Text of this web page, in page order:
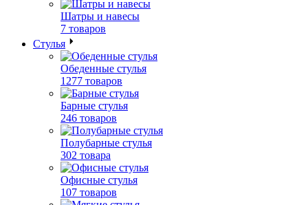
Шатры и навесы
7 товаров
Стулья
Обеденные стулья
1277 товаров
Барные стулья
246 товаров
Полубарные стулья
302 товара
Офисные стулья
107 товаров